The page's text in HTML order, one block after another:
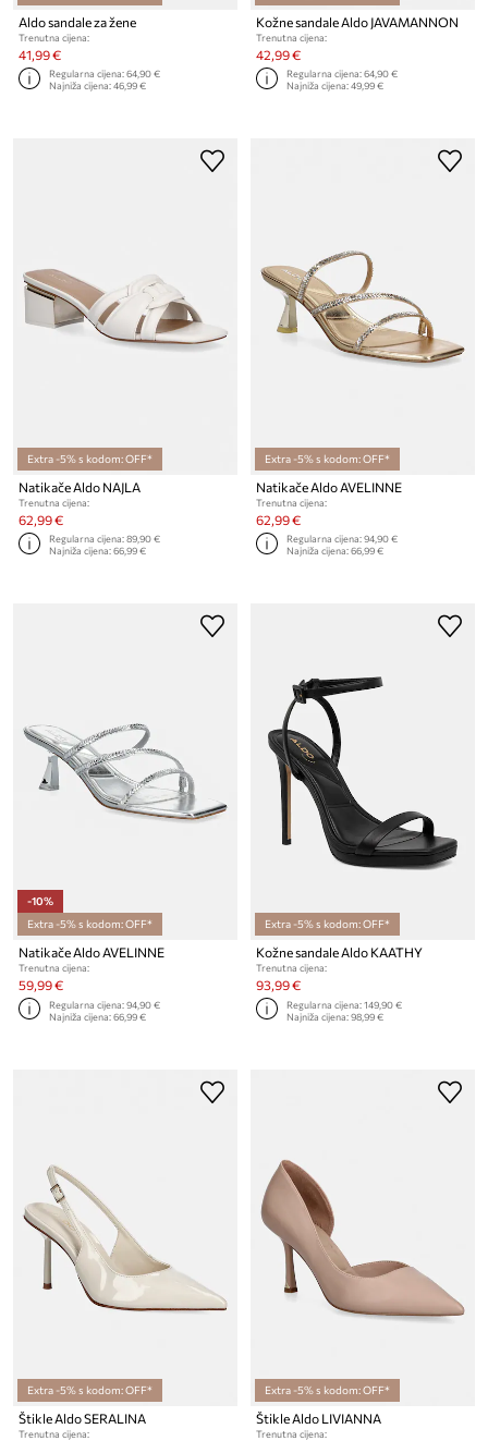
Aldo sandale za žene
Trenutna cijena:
41,99 €
Regularna cijena:64,90 €
Najniža cijena:46,99 €
Kožne sandale Aldo JAVAMANNON
Trenutna cijena:
42,99 €
Regularna cijena:64,90 €
Najniža cijena:49,99 €
Extra -5% s kodom: OFF*
Natikače Aldo NAJLA
Trenutna cijena:
62,99 €
Regularna cijena:89,90 €
Najniža cijena:66,99 €
Extra -5% s kodom: OFF*
Natikače Aldo AVELINNE
Trenutna cijena:
62,99 €
Regularna cijena:94,90 €
Najniža cijena:66,99 €
-10%
Extra -5% s kodom: OFF*
Natikače Aldo AVELINNE
Trenutna cijena:
59,99 €
Regularna cijena:94,90 €
Najniža cijena:66,99 €
Extra -5% s kodom: OFF*
Kožne sandale Aldo KAATHY
Trenutna cijena:
93,99 €
Regularna cijena:149,90 €
Najniža cijena:98,99 €
Extra -5% s kodom: OFF*
Štikle Aldo SERALINA
Trenutna cijena:
Extra -5% s kodom: OFF*
Štikle Aldo LIVIANNA
Trenutna cijena: